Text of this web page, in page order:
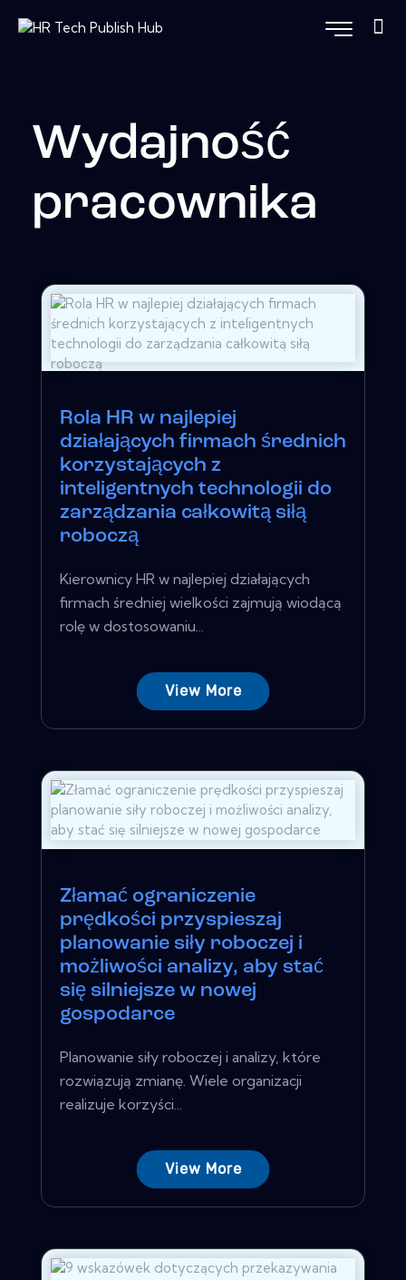
Wydajność
pracownika
Rola HR w najlepiej
działających firmach średnich
korzystających z
inteligentnych technologii do
zarządzania całkowitą siłą
roboczą
Kierownicy HR w najlepiej działających
firmach średniej wielkości zajmują wiodącą
rolę w dostosowaniu...
View More
Złamać ograniczenie
prędkości przyspieszaj
planowanie siły roboczej i
możliwości analizy, aby stać
się silniejsze w nowej
gospodarce
Planowanie siły roboczej i analizy, które
rozwiązują zmianę. Wiele organizacji
realizuje korzyści...
View More